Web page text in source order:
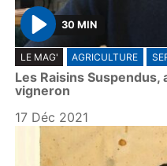
P
l
a
y
30 MIN
LE MAG' AGRICULTURE
Les Raisins
vigneron
17 Déc 2021